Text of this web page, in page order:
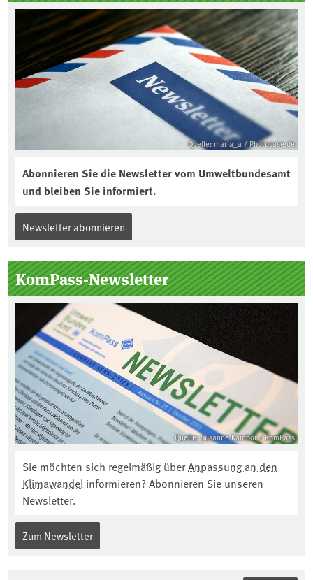
Quelle: maria_a / Photocase.de
Abonnieren Sie die Newsletter vom Umweltbundesamt
und bleiben Sie informiert.
Newsletter abonnieren
KomPass-Newsletter
Quelle: Susanne Kambor / KomPass
Sie möchten sich regelmäßig überAnpassung an den
Klimawandel informieren? Abonnieren Sie unseren
Newsletter.
Zum Newsletter